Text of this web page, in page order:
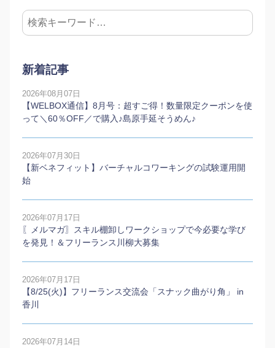
新着記事
2026年08月07日
【WELBOX通信】8月号：超すご得！数量限定クーポンを使
って＼60％OFF／で購入♪島原手延そうめん♪
2026年07月30日
【新ベネフィット】バーチャルコワーキングの試験運用開
始
2026年07月17日
〖メルマガ〗スキル棚卸しワークショップで今必要な学び
を発見！＆フリーランス川柳大募集
2026年07月17日
【8/25(火)】フリーランス交流会「スナック曲がり角」 in
香川
2026年07月14日